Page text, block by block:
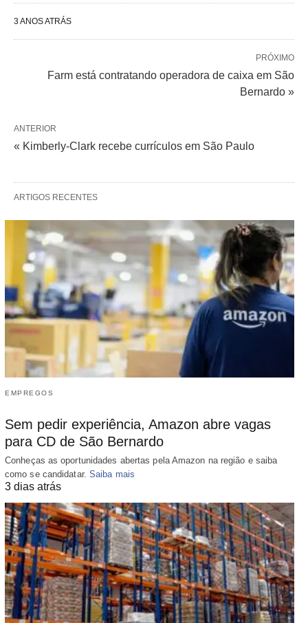
3 ANOS ATRÁS
PRÓXIMO
Farm está contratando operadora de caixa em São
Bernardo »
ANTERIOR
« Kimberly-Clark recebe currículos em São Paulo
ARTIGOS RECENTES
EMPREGOS
Sem pedir experiência, Amazon abre vagas
para CD de São Bernardo
Conheças as oportunidades abertas pela Amazon na região e saiba
como se candidatar. Saiba mais
3 dias atrás